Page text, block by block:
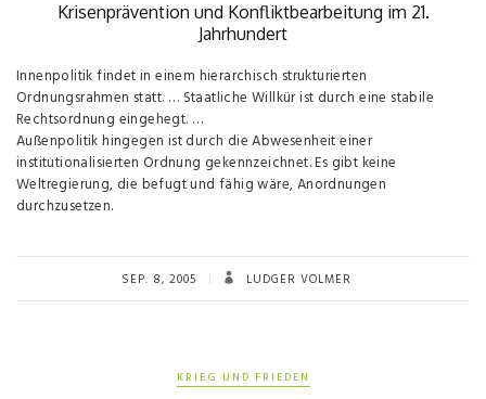
Krisenprävention und Konfliktbearbeitung im 21.
Jahrhundert
Innenpolitik findet in einem hierarchisch strukturierten
Ordnungsrahmen statt. … Staatliche Willkür ist durch eine stabile
Rechtsordnung eingehegt. …
Außenpolitik hingegen ist durch die Abwesenheit einer
institutionalisierten Ordnung gekennzeichnet. Es gibt keine
Weltregierung, die befugt und fähig wäre, Anordnungen
durchzusetzen.
SEP. 8, 2005 LUDGER VOLMER
KRIEG UND FRIEDEN